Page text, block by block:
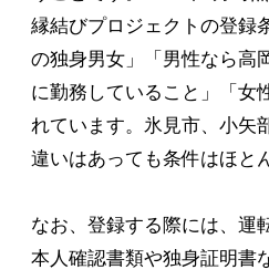
縁結びプロジェクトの登録
の独身男女」「男性なら高
に勤務していること」「女
れています。氷見市、小矢
違いはあっても条件はほと
なお、登録する際には、運
本人確認書類や独身証明書